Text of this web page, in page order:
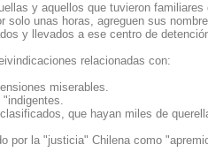
y aquellos que tuvieron familiares
solo unas horas, agreguen sus
y llevados a ese centro de
relacionadas con:
miserables.
que hayan miles de
por la "justicia" Chilena como